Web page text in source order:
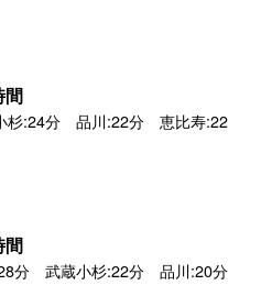
間
:24分 品川:22分 恵比寿:22
間
分 武蔵小杉:22分 品川:20分